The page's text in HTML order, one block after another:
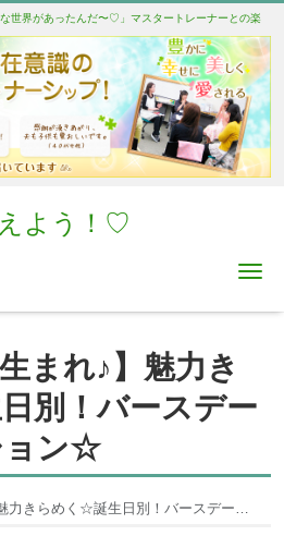
世界があったんだ〜♡」マスタートレーナーとの楽
よう！♡
まれ♪】魅力き
別！バースデー
ョン☆
めく☆誕生日別！バースデーアファメーション☆